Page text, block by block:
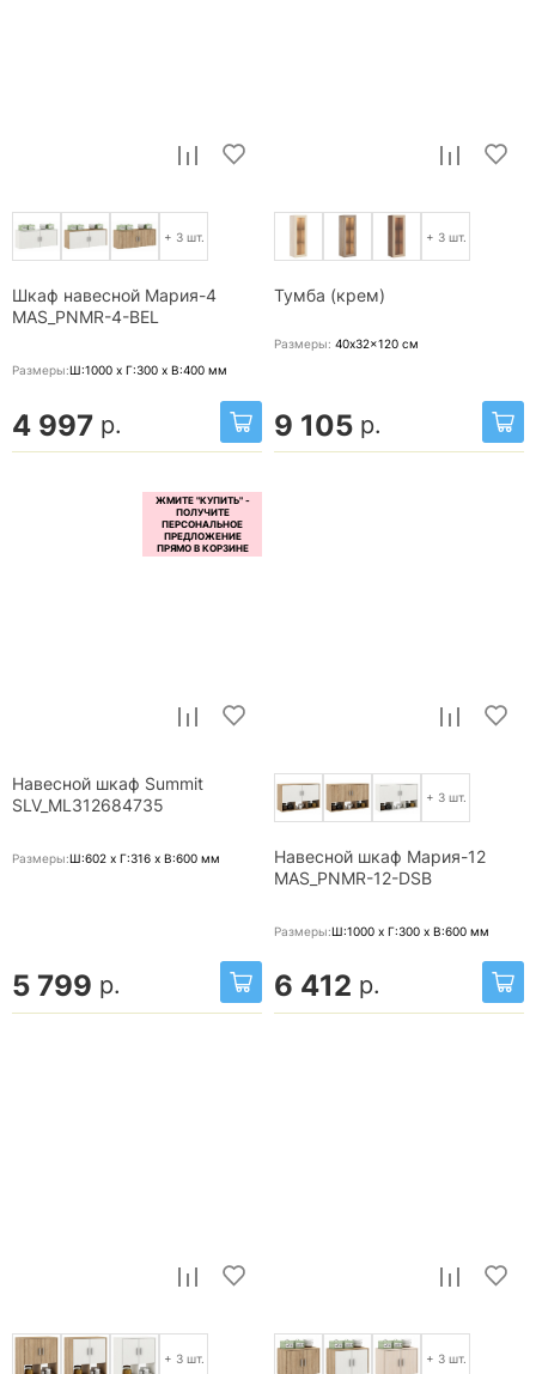
+ 3 шт.
Шкаф навесной Мария-4
MAS_PNMR-4-BEL
Размеры:Ш:1000 x Г:300 x В:400 мм
4 997 р.
+ 3 шт.
Тумба (крем)
Размеры: 40x32x120 см
9 105 р.
Навесной шкаф Summit
SLV_ML312684735
Размеры:Ш:602 x Г:316 x В:600 мм
5 799 р.
+ 3 шт.
Навесной шкаф Мария-12
MAS_PNMR-12-DSB
Размеры:Ш:1000 x Г:300 x В:600 мм
6 412 р.
+ 3 шт. + 3 шт.